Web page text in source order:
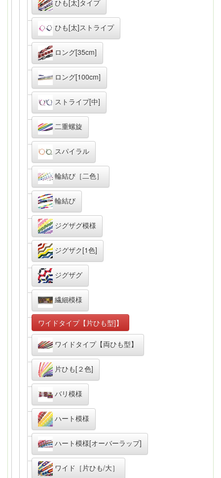
ひも[太]タイプ
ひも[太]ストライプ
ロング[35cm]
ロング[100cm]
ストライプ[中]
二重螺旋
スパイラル
輪結び［二色］
輪結び
ジグザグ模様
ジグザク[1色]
ジグザグ
繊細模様
ワイドタイプ【片ひも型]】
ワイドタイプ【両ひも型】
片ひも[２色]
バリ模様
ハート模様
ハート模様[オーバーラップ]
ワイド［片ひも/大］